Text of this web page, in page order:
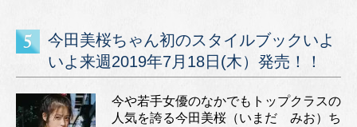
今田美桜ちゃん初のスタイルブックいよ
いよ来週2019年7月18日(木）発売！！
今や若手女優のなかでもトップクラスの
人気を誇る今田美桜（いまだ みお）ち